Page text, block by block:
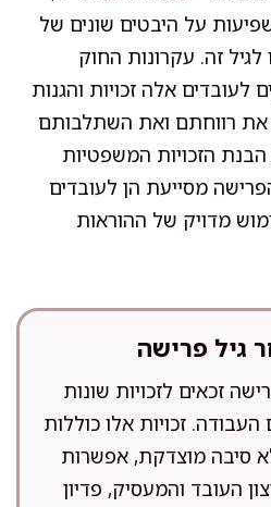
על היבטים שונים של
זה. עקרונות החוק
לעובדים אלה זכויות והגנות
רווחתם ואת השתלבותם
הזכויות המשפטיות
מסייעת הן לעובדים
מדויק של ההוראות
גיל פרישה
זכאים לזכויות שונות
זכויות אלו כוללות
סיבה מוצדקת, אפשרות
העובד והמעסיק, פדיון